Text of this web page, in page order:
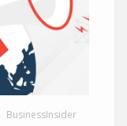
BusinessInsider